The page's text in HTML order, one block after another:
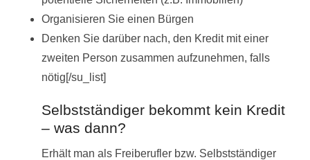
Organisieren Sie einen Bürgen
Denken Sie darüber nach, den Kredit mit einer
zweiten Person zusammen aufzunehmen, falls
nötig[/su_list]
Selbstständiger bekommt kein Kredit
– was dann?
Erhält man als Freiberufler bzw. Selbstständiger